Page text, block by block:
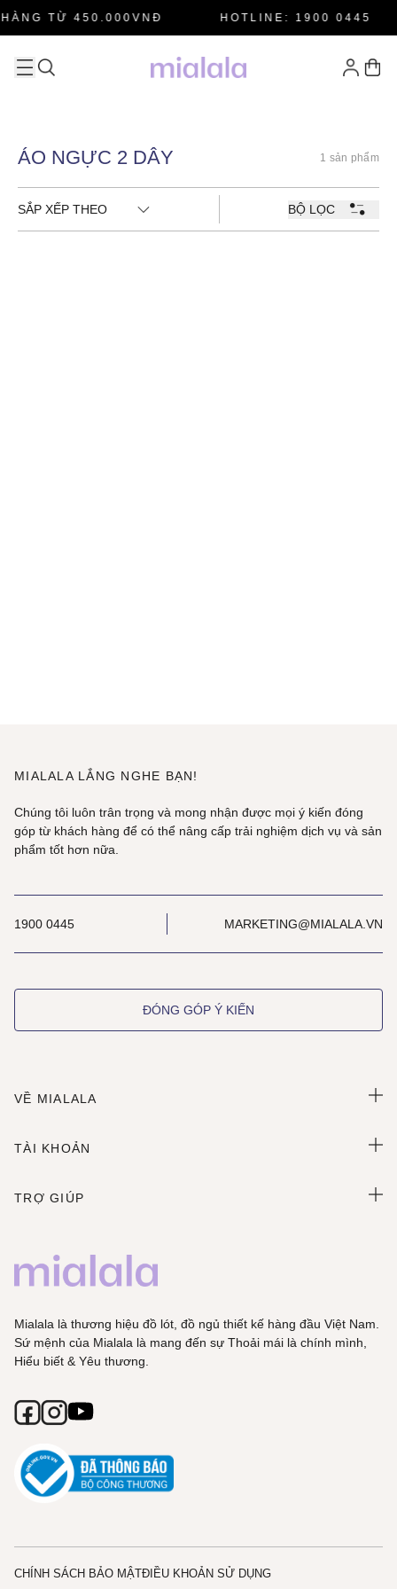
TỪ 450.000VNĐ HOTLINE: 1900 0445
ÁO NGỰC 2 DÂY 1 sản phẩm
SẮP XẾP THEO BỘ LỌC
MIALALA LẮNG NGHE BẠN!
Chúng tôi luôn trân trọng và mong nhận được mọi ý kiến đóng
góp từ khách hàng để có thể nâng cấp trải nghiệm dịch vụ và sản
phẩm tốt hơn nữa.
1900 0445 MARKETING@MIALALA.VN
ĐÓNG GÓP Ý KIẾN
VỀ MIALALA
TÀI KHOẢN
TRỢ GIÚP
Mialala là thương hiệu đồ lót, đồ ngủ thiết kế hàng đầu Việt Nam.
Sứ mệnh của Mialala là mang đến sự Thoải mái là chính mình,
Hiểu biết & Yêu thương.
CHÍNH SÁCH BẢO MẬTĐIỀU KHOẢN SỬ DỤNG